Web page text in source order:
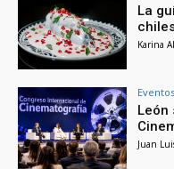
La
Karina
Eventos
León
Juan